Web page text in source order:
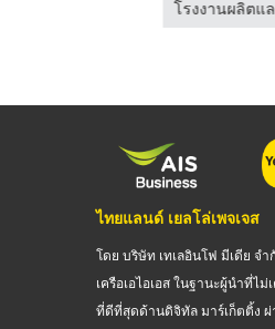
ไทยแลนด์ เยลโล่เพจเจส
โดย บริษัท เทเลอินโฟ มีเดีย จ
เครือเอไอเอส ในฐานะผู้นำที่ไ
ที่ดีที่สุดด้านดิจิทัล มาร์เก็ตติ้ง